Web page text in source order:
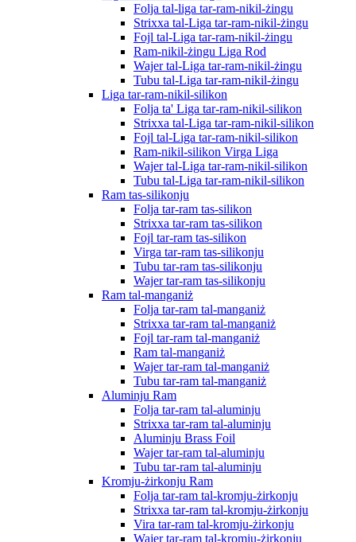
Folja tal-liga tar-ram-nikil-żingu
Strixxa tal-Liga tar-ram-nikil-żingu
Fojl tal-Liga tar-ram-nikil-żingu
Ram-nikil-żingu Liga Rod
Wajer tal-Liga tar-ram-nikil-żingu
Tubu tal-Liga tar-ram-nikil-żingu
Liga tar-ram-nikil-silikon
Folja ta' Liga tar-ram-nikil-silikon
Strixxa tal-Liga tar-ram-nikil-silikon
Fojl tal-Liga tar-ram-nikil-silikon
Ram-nikil-silikon Virga Liga
Wajer tal-Liga tar-ram-nikil-silikon
Tubu tal-Liga tar-ram-nikil-silikon
Ram tas-silikonju
Folja tar-ram tas-silikon
Strixxa tar-ram tas-silikon
Fojl tar-ram tas-silikon
Virga tar-ram tas-silikonju
Tubu tar-ram tas-silikonju
Wajer tar-ram tas-silikonju
Ram tal-manganiż
Folja tar-ram tal-manganiż
Strixxa tar-ram tal-manganiż
Fojl tar-ram tal-manganiż
Ram tal-manganiż
Wajer tar-ram tal-manganiż
Tubu tar-ram tal-manganiż
Aluminju Ram
Folja tar-ram tal-aluminju
Strixxa tar-ram tal-aluminju
Aluminju Brass Foil
Wajer tar-ram tal-aluminju
Tubu tar-ram tal-aluminju
Kromju-żirkonju Ram
Folja tar-ram tal-kromju-żirkonju
Strixxa tar-ram tal-kromju-żirkonju
Vira tar-ram tal-kromju-żirkonju
Wajer tar-ram tal-kromju-żirkonju